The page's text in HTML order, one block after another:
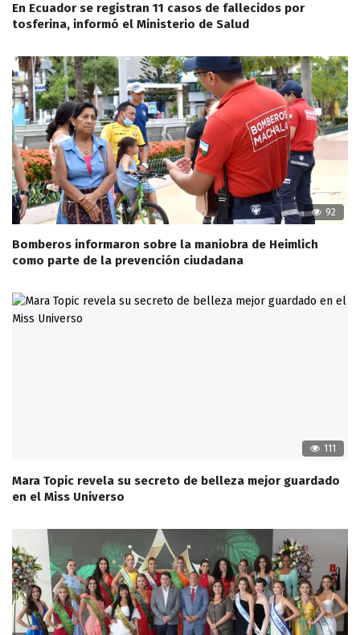
En Ecuador se registran 11 casos de fallecidos por
tosferina, informó el Ministerio de Salud
92
Bomberos informaron sobre la maniobra de Heimlich
como parte de la prevención ciudadana
111
Mara Topic revela su secreto de belleza mejor guardado
en el Miss Universo